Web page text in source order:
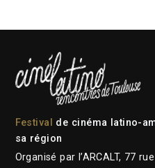
Festival
de cinéma latino-
sa région
Organisé par l’ARCALT, 77